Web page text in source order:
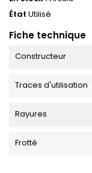
État Utilisé
Fiche technique
Constructeur
Traces d'utilisation
Rayures
Frotté